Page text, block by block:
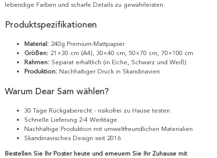
lebendige Farben und scharfe Details zu gewährleisten.
Produktspezifikationen
Material: 240g Premium-Mattpapier
Größen: 21×30 cm (A4), 30×40 cm, 50×70 cm, 70×100 cm
Rahmen: Separat erhältlich (in Eiche, Schwarz und Weiß)
Produktion: Nachhaltiger Druck in Skandinavien
Warum Dear Sam wählen?
30 Tage Rückgaberecht - risikofrei zu Hause testen
Schnelle Lieferung 2-4 Werktage
Nachhaltige Produktion mit umweltfreundlichen Materialien
Skandinavisches Design seit 2016
Bestellen Sie Ihr Poster heute und erneuern Sie Ihr Zuhause mit